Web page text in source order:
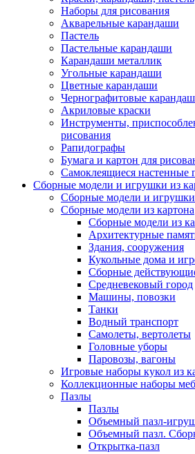
Наборы для рисования
Акварельные карандаши
Пастель
Пастельные карандаши
Карандаши металлик
Угольные карандаши
Цветные карандаши
Чернографитовые
Акриловые краски
Инструменты,
рисования
Рапидографы
Бумага и картон для
Самоклеящиеся настенные
Сборные модели и игрушки из
Сборные модели и игрушки
Сборные модели из картона
Сборные модели из
Архитектурные
Здания, сооружения
Кукольные дома и
Сборные
Средневековый город
Машины, повозки
Танки
Водный транспорт
Самолеты, вертолеты
Головные уборы
Паровозы, вагоны
Игровые наборы кукол из
Коллекционные наборы
Пазлы
Пазлы
Объемный пазл-
Объемный пазл.
Открытка-пазл